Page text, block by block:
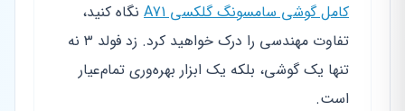
کامل گوشی سامسونگ گلکسی A71
نگاه کنید،
تفاوت مهندسی را درک خواهید کرد. زد فولد ۳ نه
تنها یک گوشی، بلکه یک ابزار بهره‌وری تمام‌عیار
است.